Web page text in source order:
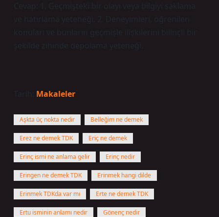
Cevap: 1. Geçmişteki bir olayı veya bilgiyi saklama
ve hatırlama yeteneği. 2. Deneyimleri, öğrenilen
konuları ve bunların geçmişle ilişkilerini bilinçli bir
şekilde zihinde depolama yeteneği.
Tarih: Makaleler
Aşkta üç nokta nedir Belleğim ne demek
Erez ne demek TDK Eriç ne demek
Erinç ismi ne anlama gelir Erinç nedir
Eringen ne demek TDK Erinmek hangi dilde
Erinmek TDKda var mı Erte ne demek TDK
Ertu isminin anlamı nedir Gönenç nedir